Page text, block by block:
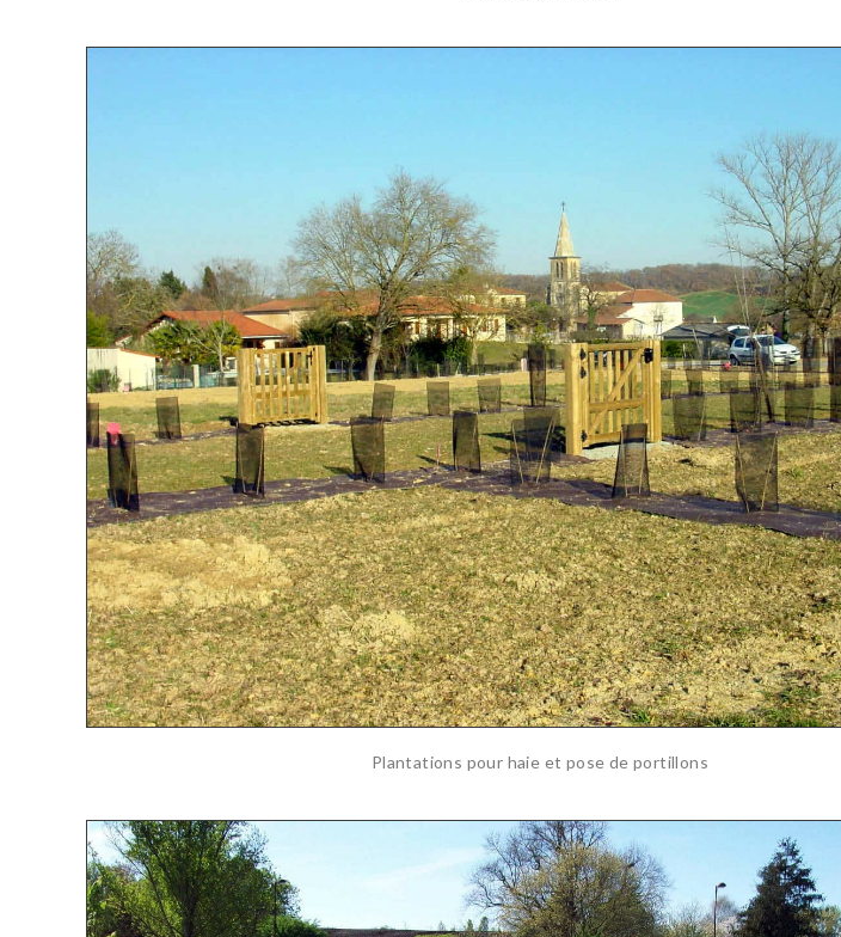
Plantations pour haie et pose de portillons